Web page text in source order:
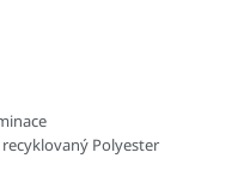
recyklovaný Polyester